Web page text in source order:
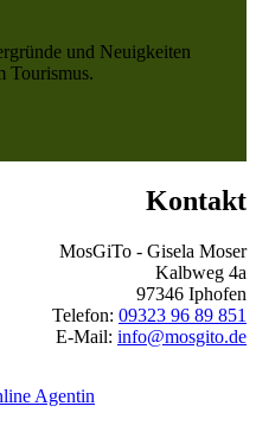
und Neuigkeiten
Tourismus.
Kontakt
MosGiTo - Gisela Moser
Kalbweg 4a
97346 Iphofen
Telefon: 09323 96 89 851
E-Mail: info@mosgito.de
Agentin